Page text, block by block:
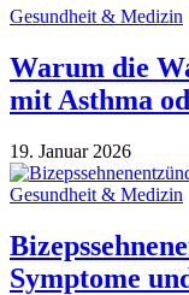
Gesundheit & Medizin
Warum die
mit Asthma
19. Januar 2026
Gesundheit & Medizin
Symptome